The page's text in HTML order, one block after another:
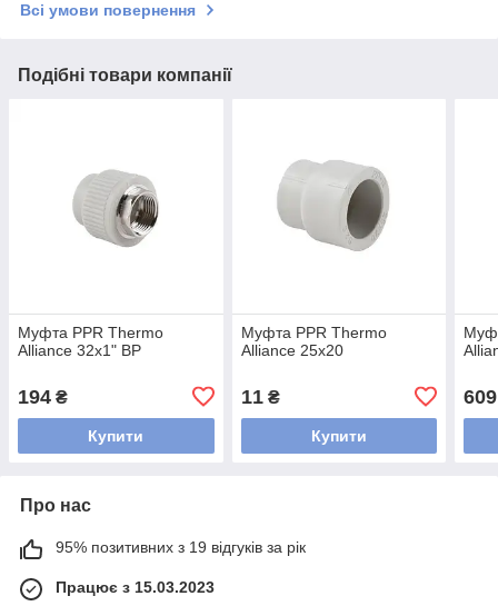
Всі умови повернення
Подібні товари компанії
Муфта PPR Thermo
Alliance 32х1" ВР
194 ₴
Купити
Муфта PPR Thermo
Alliance 25х20
11₴
Купити
609
Про нас
95% позитивних з 19 відгуків за рік
Працює з 15.03.2023